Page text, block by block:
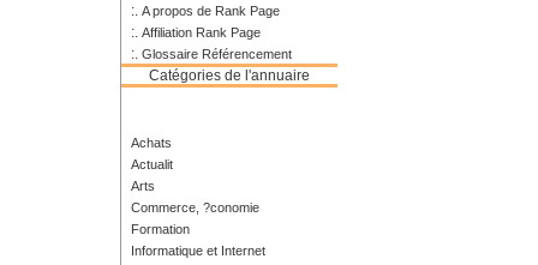
:. A propos de Rank Page
:. Affiliation Rank Page
:. Glossaire Référencement
Catégories de l'annuaire
Achats
Actualit
Arts
Commerce, ?conomie
Formation
Informatique et Internet